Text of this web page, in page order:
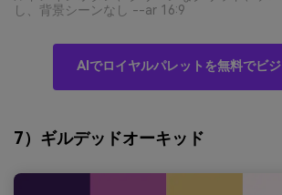
し、背景シーンなし --ar 16:9
AIでロイヤルパレットを無料でビ
7）ギルデッドオーキッド